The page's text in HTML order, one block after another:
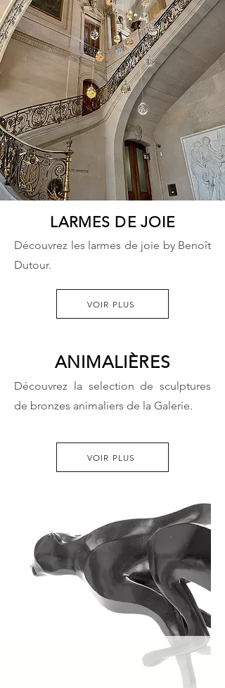
LARMES DE JOIE
Découvrez les larmes de joie by Benoît
Dutour.
VOIR PLUS
ANIMALIÈRES
Découvrez la selection de sculptures
de bronzes animaliers de la Galerie.
VOIR PLUS